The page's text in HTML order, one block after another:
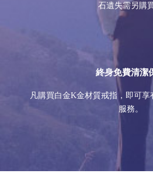
石遺失需另購買
終身免費清潔
凡購買白金K金材質戒指，即可
服務。